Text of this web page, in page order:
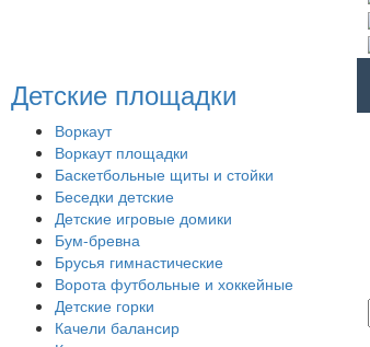
Детские площадки
Воркаут
Воркаут площадки
Баскетбольные щиты и стойки
Беседки детские
Детские игровые домики
Бум-бревна
Брусья гимнастические
Ворота футбольные и хоккейные
Детские горки
Качели балансир